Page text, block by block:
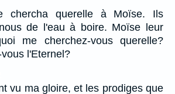
chercha querelle à Moïse. Ils
de l'eau à boire. Moïse leur
me cherchez-vous querelle?
l'Eternel?
vu ma gloire, et les prodiges que